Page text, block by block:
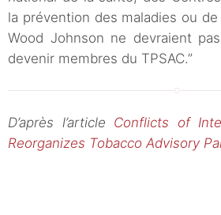
la prévention des maladies ou
Wood Johnson ne devraient
devenir membres du TPSAC.”
D’après l’article Conflicts of
Reorganizes Tobacco Advisory